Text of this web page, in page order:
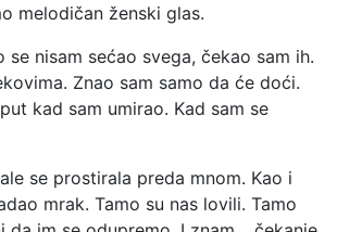
melodičan ženski glas.
nisam sećao svega, čekao sam ih.
Znao sam samo da će doći.
kad sam umirao. Kad sam se
se prostirala preda mnom. Kao i
mrak. Tamo su nas lovili. Tamo